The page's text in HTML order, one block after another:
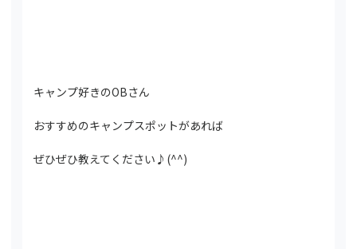
キャンプ好きのOBさん
おすすめのキャンプスポットがあれば
ぜひぜひ教えてください♪(^^)